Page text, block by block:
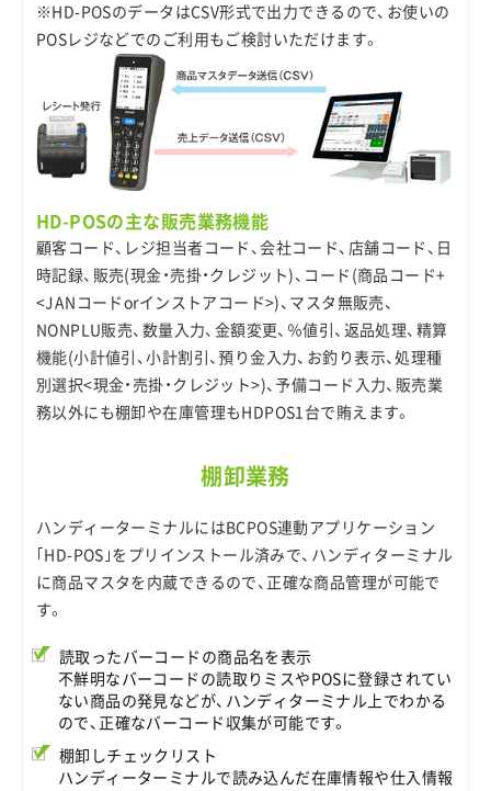
※HD-POSのデータはCSV形式で出力できるので、お使いの
POSレジなどでのご利用もご検討いただけます。
HD-POSの主な販売業務機能
顧客コード、レジ担当者コード、会社コード、店舗コード、日
時記録、販売(現金・売掛・クレジット)、コード(商品コード+
<JANコードorインストアコード>)、マスタ無販売、
NONPLU販売、数量入力、金額変更、％値引、返品処理、精算
機能(小計値引、小計割引、預り金入力、お釣り表示、処理種
別選択<現金・売掛・クレジット>)、予備コード入力、販売業
務以外にも棚卸や在庫管理もHDPOS1台で賄えます。
棚卸業務
ハンディーターミナルにはBCPOS連動アプリケーション
｢HD-POS｣をプリインストール済みで、ハンディターミナル
に商品マスタを内蔵できるので、正確な商品管理が可能で
す。
読取ったバーコードの商品名を表示
不鮮明なバーコードの読取りミスやPOSに登録されてい
ない商品の発見などが、ハンディターミナル上でわかる
ので、正確なバーコード収集が可能です。
棚卸しチェックリスト
ハンディーターミナルで読み込んだ在庫情報や仕入情報